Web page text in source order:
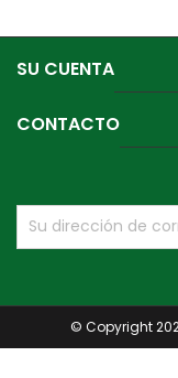
SU CUENTA
CONTACTO
© Copyright